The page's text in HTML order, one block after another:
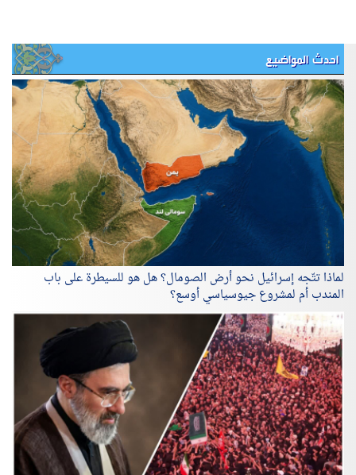
احدث المواضيع
لماذا تتّجه إسرائيل نحو أرض الصومال؟ هل هو للسيطرة على باب
المندب أم لمشروع جيوسياسي أوسع؟